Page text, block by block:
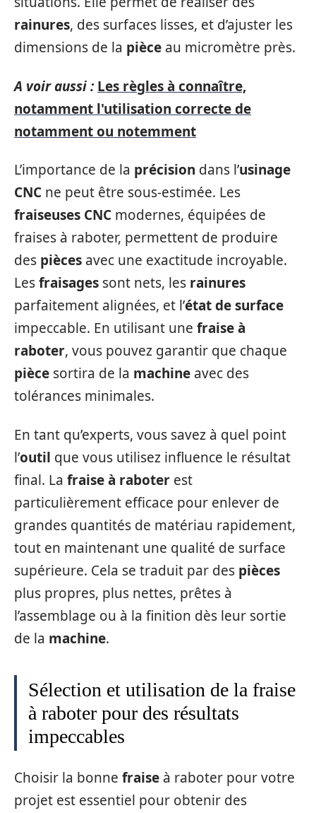
rainures, des surfaces lisses, et d’ajuster les
dimensions de la pièce au micromètre près.
A voir aussi : Les règles à connaître,
notamment l'utilisation correcte de
notamment ou notemment
L’importance de la précision dans l’usinage
CNC ne peut être sous-estimée. Les
fraiseuses CNC modernes, équipées de
fraises à raboter, permettent de produire
des pièces avec une exactitude incroyable.
Lesfraisages sont nets, les rainures
parfaitement alignées, et l’état de surface
impeccable. En utilisant une fraise à
raboter, vous pouvez garantir que chaque
pièce sortira de la machine avec des
tolérances minimales.
En tant qu’experts, vous savez à quel point
l’outil que vous utilisez influence le résultat
final. La fraise à raboter est
particulièrement efficace pour enlever de
grandes quantités de matériau rapidement,
tout en maintenant une qualité de surface
supérieure. Cela se traduit par des pièces
plus propres, plus nettes, prêtes à
l’assemblage ou à la finition dès leur sortie
de la machine.
Sélection et utilisation de la fraise
à raboter pour des résultats
impeccables
Choisir la bonne fraise à raboter pour votre
projet est essentiel pour obtenir des